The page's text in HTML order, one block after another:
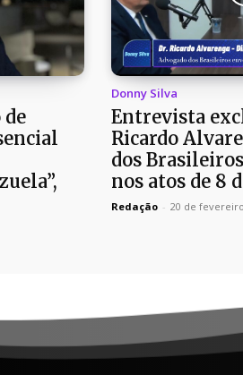
de
Donny Silva
Entrevista
Ricardo
dos
nos atos de 8
Redação - 20 de